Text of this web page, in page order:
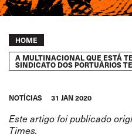
Breadcrumb
HOME
A MULTINACIONAL QUE ESTÁ
SINDICATO DOS PORTUÁRIOS
NOTÍCIAS 31 JAN 2020
Este artigo foi publicado
Times.